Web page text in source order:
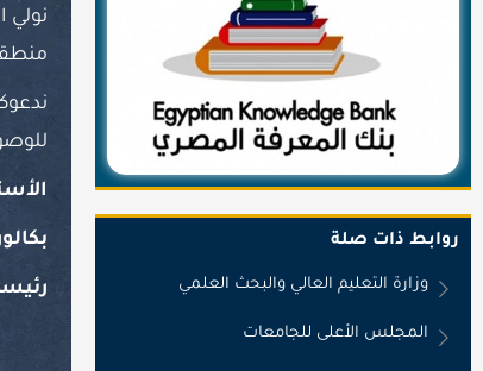
روابط ذات صلة
وزارة التعليم العالي والبحث العلمي
المجلس الأعلى للجامعات
نولي